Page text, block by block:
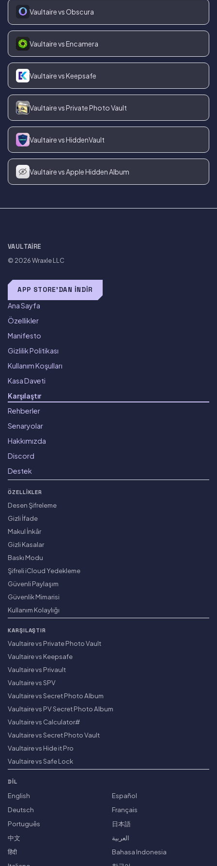
Vaultaire vs Obscura
Vaultaire vs Encamera
Vaultaire vs Keepsafe
Vaultaire vs Private Photo Vault
Vaultaire vs HiddenVault
Vaultaire vs Apple Hidden Album
VAULTAIRE
© 2026Wraxle LLC
APP STORE'DAN İNDIR
Ana Sayfa
Özellikler
Manifesto
Gizlilik Politikası
Kullanım Koşulları
Kasa Daveti
Karşılaştır
Rehberler
Senaryolar
Hakkımızda
Discord
Destek
ÖZELLIKLER
Desen Şifreleme
Gizli İfade
Makul İnkâr
Gizli Kasalar
Baskı Modu
Şifreli iCloud Yedekleme
Güvenli Paylaşım
Güvenlik Mimarisi
Kullanım Kolaylığı
KARŞILAŞTIR
Vaultaire vs Private Photo Vault
Vaultaire vs Keepsafe
Vaultaire vs Privault
Vaultaire vs SPV
Vaultaire vs Secret Photo Album
Vaultaire vs PV Secret Photo Album
Vaultaire vs Calculator#
Vaultaire vs Secret Photo Vault
Vaultaire vs Hide it Pro
Vaultaire vs Safe Lock
DIL
English
Español
Deutsch
Français
Português
日本語
中文
العربية
हिंदी
Bahasa Indonesia